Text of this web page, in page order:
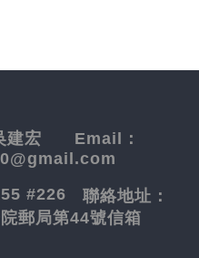
建宏 Email：
#226 聯絡地址：
郵局第44號信箱